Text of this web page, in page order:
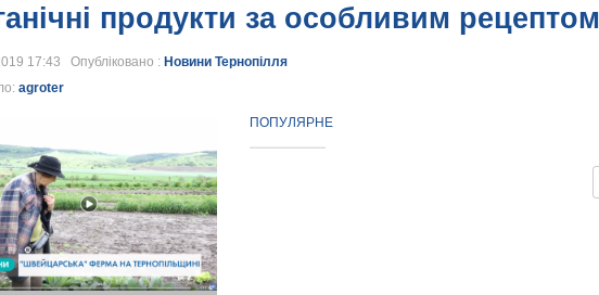
продукти за особливим рецептом
17:43 Опубліковано : Новини Тернопілля
agroter
ПОПУЛЯРНЕ